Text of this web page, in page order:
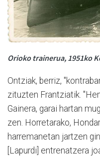
Orioko trainerua, 1951ko
Ontziak, berriz,
zituzten Frantziatik.
Gainera, garai hartan
zen. Horretarako,
harremanetan jartzen
[Lapurdi] entrenatzera